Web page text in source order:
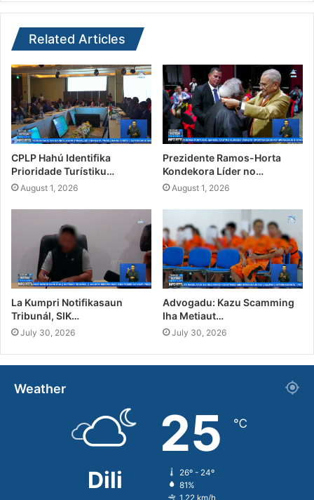
Related Articles
CPLP Hahú Identifika
Prioridade Turístiku…
August 1, 2026
Prezidente Ramos-Horta
Kondekora Líder no…
August 1, 2026
La Kumpri Notifikasaun
Tribunál, SIK…
July 30, 2026
Advogadu: Kazu Scamming
Iha Metiaut…
July 30, 2026
Weather
Dili
25 ℃
26º - 24º
81%
1.22 km/h